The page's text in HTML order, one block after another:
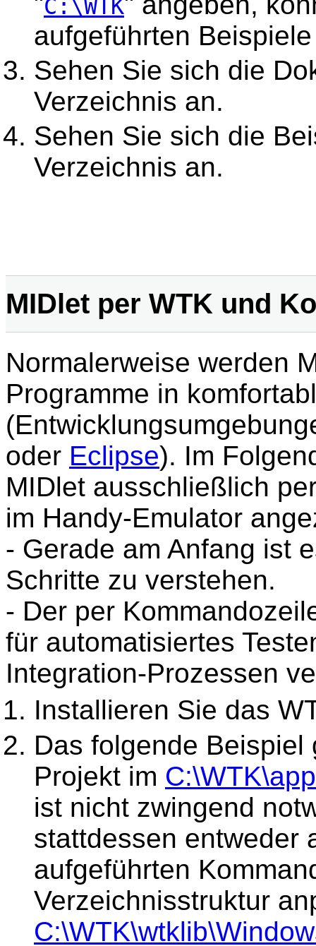
C:\WTK
aufgeführten
Sehen Sie sich die
Verzeichnis an.
Sehen Sie sich die
Verzeichnis an.
MIDlet per WTK und
Normalerweise werden
Programme in
oder Eclipse). Im
MIDlet ausschließlich
im Handy-Emulator
- Gerade am Anfang ist
Schritte zu verstehen.
- Der per
für automatisiertes
Integration-Prozessen
Installieren Sie das
Das folgende
Projekt im
ist nicht zwingend
stattdessen entweder
aufgeführten
Verzeichnisstruktur